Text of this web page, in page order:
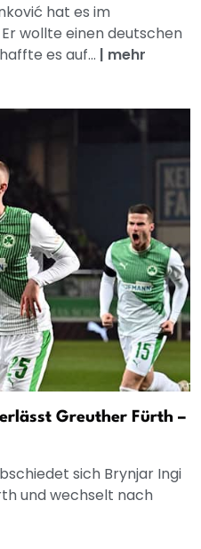
hat es im
wollte einen deutschen
es auf... | mehr
Greuther Fürth –
sich Brynjar Ingi
und wechselt nach